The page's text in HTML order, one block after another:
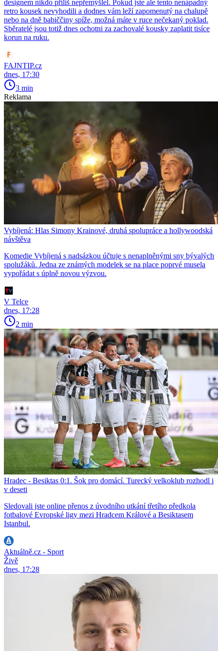
designem nikdo příliš nepřemýšlel. Pokud jste ale tento nenápadný
retro kousek nevyhodili a dodnes vám leží zapomenutý na chalupě
nebo na dně babiččiny spíže, možná máte v ruce nečekaný poklad.
Sběratelé jsou totiž dnes ochotni za zachovalé kousky zaplatit tisíce
korun na ruku.
FAJNTIP.cz
dnes, 17:30
3 min
Reklama
Vybíjená: Hlas Simony Krainové, druhá spolupráce a hollywoodská
návštěva
Komedie Vybíjená s nadsázkou účtuje s nenaplněnými sny bývalých
spolužáků. Jedna ze známých modelek se na place poprvé musela
vypořádat s úplně novou výzvou.
V Telce
dnes, 17:28
2 min
Hradec - Besiktas 0:1. Šok pro domácí. Turecký velkoklub rozhodl i
v deseti
Sledovali jste online přenos z úvodního utkání třetího předkola
fotbalové Evropské ligy mezi Hradcem Králové a Besiktasem
Istanbul.
Aktuálně.cz - Sport
Živě
dnes, 17:28